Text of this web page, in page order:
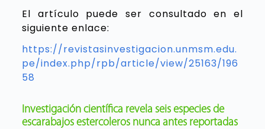
El artículo puede ser consultado en el
siguiente enlace:
https://revistasinvestigacion.unmsm.edu.
pe/index.php/rpb/article/view/25163/196
58
Investigación científica revela seis especies de
escarabajos estercoleros nunca antes reportadas